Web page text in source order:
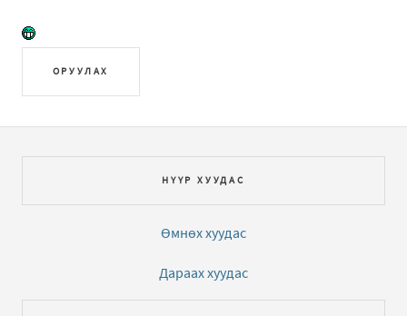
ОРУУЛАХ
НҮҮР ХУУДАС
Өмнөх хуудас
Дараах хуудас